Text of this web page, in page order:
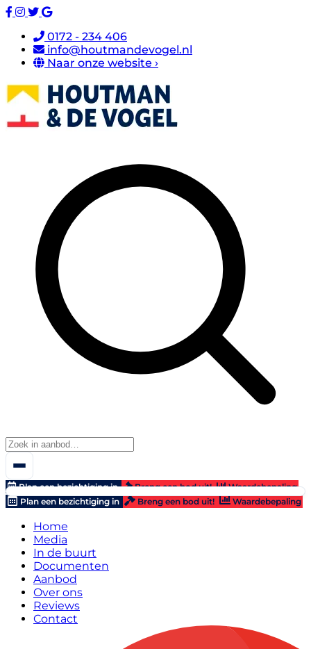
0172 - 234 406
info@houtmandevogel.nl
Naar onze website ›
Plan een bezichtiging in Breng een bod uit!
Waardebepaling
Plan een bezichtiging in
Breng een bod uit! Waardebepaling
Home
Media
In de buurt
Documenten
Aanbod
Over ons
Reviews
Contact